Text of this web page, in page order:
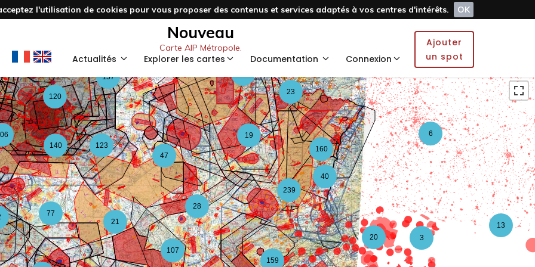
l'utilisation de cookies pour vous proposer des contenus et services adaptés à vos centres d'intérêts.
OK
Nouveau
Carte AIP Métropole.
Actualités Explorer les cartes Documentation Connexion
Ajouter
un spot
59
159
107
77
123
157
47
28
3
13
19 6
40
23
160
3
21
140
120
20
239